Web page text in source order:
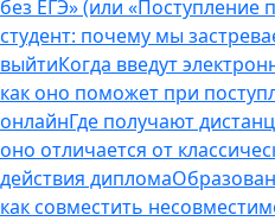
без ЕГЭ» (или «Поступление
студент: почему мы
выйтиКогда введут
как оно поможет при
онлайнГде получают
оно отличается от
действия диплома
как совместить